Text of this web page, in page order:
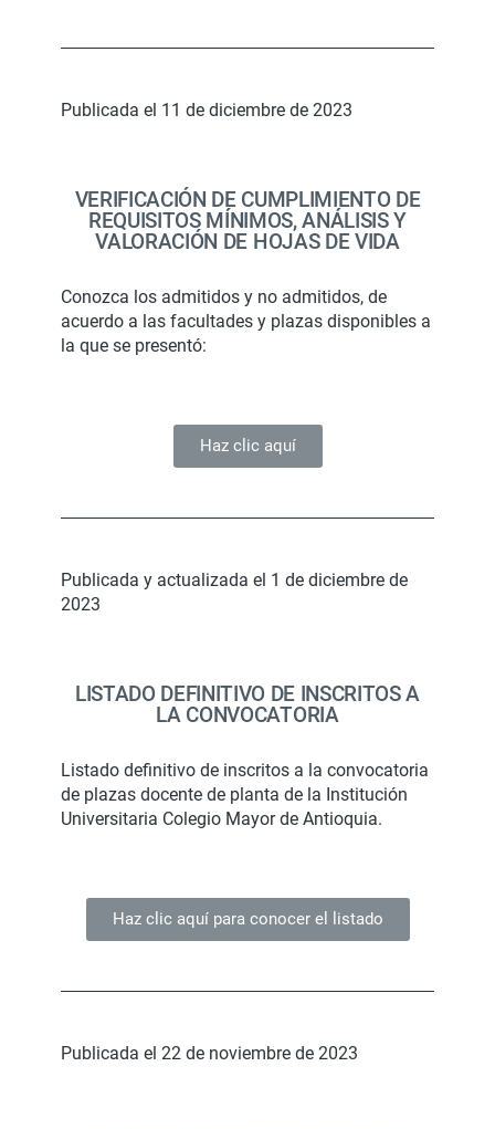
Publicada el 11 de diciembre de 2023
VERIFICACIÓN DE CUMPLIMIENTO DE
REQUISITOS MÍNIMOS, ANÁLISIS Y
VALORACIÓN DE HOJAS DE VIDA
Conozca los admitidos y no admitidos, de
acuerdo a las facultades y plazas disponibles a
la que se presentó:
Haz clic aquí
Publicada y actualizada el 1 de diciembre de
2023
LISTADO DEFINITIVO DE INSCRITOS A
LA CONVOCATORIA
Listado definitivo de inscritos a la convocatoria
de plazas docente de planta de la Institución
Universitaria Colegio Mayor de Antioquia.
Haz clic aquí para conocer el listado
Publicada el 22 de noviembre de 2023